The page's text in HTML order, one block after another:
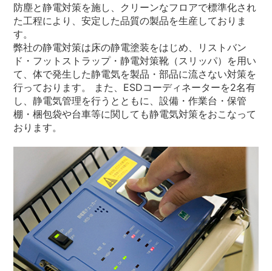
防塵と静電対策を施し、クリーンなフロアで標準化され
た工程により、安定した品質の製品を生産しておりま
す。
弊社の静電対策は床の静電塗装をはじめ、リストバン
ド・フットストラップ・静電対策靴（スリッパ）を用い
て、体で発生した静電気を製品・部品に流さない対策を
行っております。 また、ESDコーディネーターを2名有
し、静電気管理を行うとともに、設備・作業台・保管
棚・梱包袋や台車等に関しても静電気対策をおこなって
おります。